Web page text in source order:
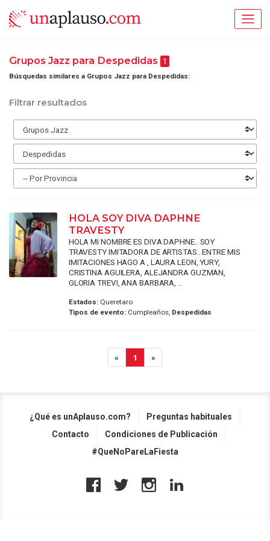
Grupos Jazz para Despedidas 1
Búsquedas similares a Grupos Jazz para Despedidas:
Filtrar resultados
HOLA SOY DIVA DAPHNE
TRAVESTY
HOLA MI NOMBRE ES DIVA DAPHNE.. SOY
TRAVESTY IMITADORA DE ARTISTAS.. ENTRE MIS
IMITACIONES HAGO A , LAURA LEON, YURY,
CRISTINA AGUILERA, ALEJANDRA GUZMAN,
GLORIA TREVI, ANA BARBARA, ...
Estados:Queretaro
Tipos de evento:Cumpleaños, Despedidas
« 1 »
¿Qué es unAplauso.com?
Preguntas habituales
Contacto
Condiciones de Publicación
#QueNoPareLaFiesta